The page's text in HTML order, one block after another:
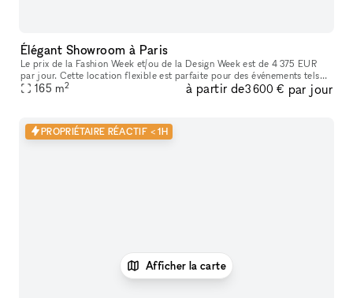
Élégant Showroom à Paris
Le prix de la Fashion Week et/ou de la Design Week est de 4 375 EUR
par jour. Cette location flexible est parfaite pour des événements tels
que des expositions d'art, offrant des services supplémenta
165 m2 à partir de3 600 € par jour
PROPRIÉTAIRE RÉACTIF < 1H
Afficher la carte